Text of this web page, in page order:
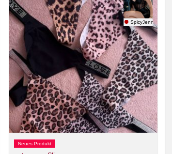
SpicyJenny
Neues Produkt